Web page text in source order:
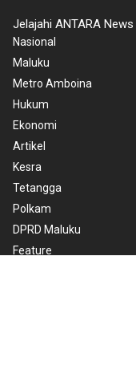
Jelajahi ANTARA
Nasional
Maluku
Metro Amboina
Hukum
Ekonomi
Artikel
Kesra
Tetangga
Polkam
DPRD Maluku
Feature